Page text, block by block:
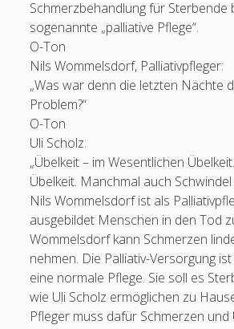
Betreff
Ihre Nachricht
Bitte lasse dieses Feld leer.
Schmerzbehandlung für Sterbende
sogenannte „palliative Pflege“.
O-Ton
Nils Wommelsdorf, Palliativpfleger:
„Was war denn die letzten Nächte
Problem?“
O-Ton
Uli Scholz:
„Übelkeit – im Wesentlichen
Übelkeit. Manchmal auch
Nils Wommelsdorf ist als
ausgebildet Menschen in den Tod
Wommelsdorf kann Schmerzen
nehmen. Die Palliativ-Versorgung
eine normale Pflege. Sie soll es
wie Uli Scholz ermöglichen zu
Pfleger muss dafür Schmerzen und